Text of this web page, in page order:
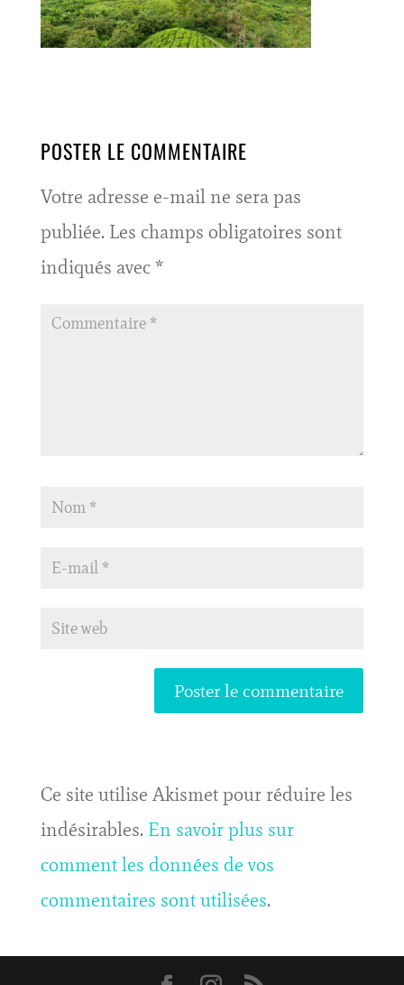
POSTER LE COMMENTAIRE
Votre adresse e-mail ne sera pas
publiée. Les champs obligatoires sont
indiqués avec *
Ce site utilise Akismet pour réduire les
indésirables. En savoir plus sur
comment les données de vos
commentaires sont utilisées.